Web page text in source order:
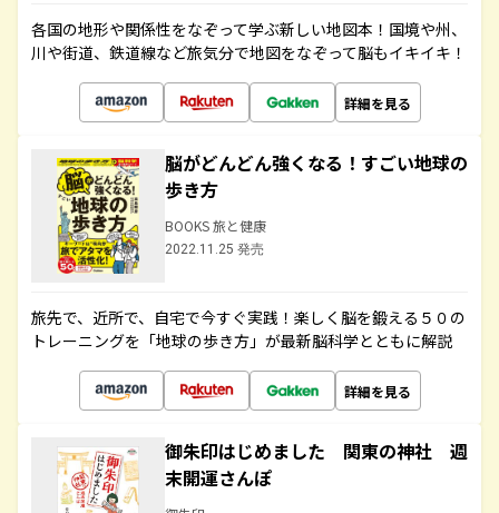
各国の地形や関係性をなぞって学ぶ新しい地図本！国境や州、
川や街道、鉄道線など旅気分で地図をなぞって脳もイキイキ！
詳細を見る
脳がどんどん強くなる！すごい地球の
歩き方
BOOKS 旅と健康
2022.11.25 発売
旅先で、近所で、自宅で今すぐ実践！楽しく脳を鍛える５０の
トレーニングを「地球の歩き方」が最新脳科学とともに解説
詳細を見る
御朱印はじめました 関東の神社 週
末開運さんぽ